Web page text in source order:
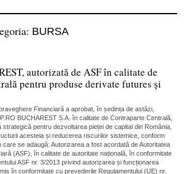
BURSA
autorizată de ASF în calitate de
pentru produse derivate futures și
Financiară a aprobat, în ședința de astăzi,
BUCHAREST S.A. în calitate de Contraparte Centrală,
pentru dezvoltarea pieței de capital din România,
acesteia și reducerea riscurilor sistemice, conform
care se adaugă: Autorizarea a fost acordată de Autoritatea
(ASF), în calitate de autoritate națională, în conformitate
ASF nr. 3/2013 privind autorizarea și funcționarea
în conformitate cu prevederile Regulamentului (UE) nr.